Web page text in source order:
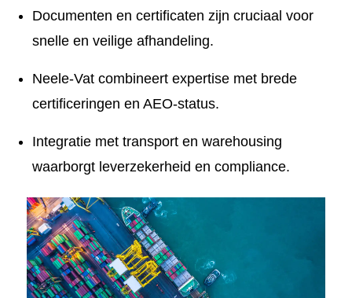
Documenten en certificaten zijn cruciaal voor
snelle en veilige afhandeling.
Neele-Vat combineert expertise met brede
certificeringen en AEO-status.
Integratie met transport en warehousing
waarborgt leverzekerheid en compliance.